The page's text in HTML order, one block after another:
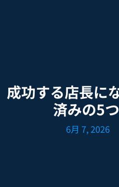
成功する店長に
済みの5
6月 7, 2026